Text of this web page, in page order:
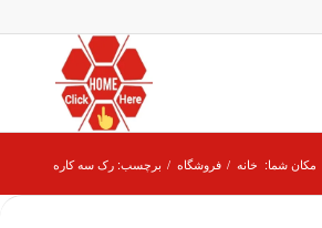
مکان شما: خانه / فروشگاه / برچسب: رک سه کاره